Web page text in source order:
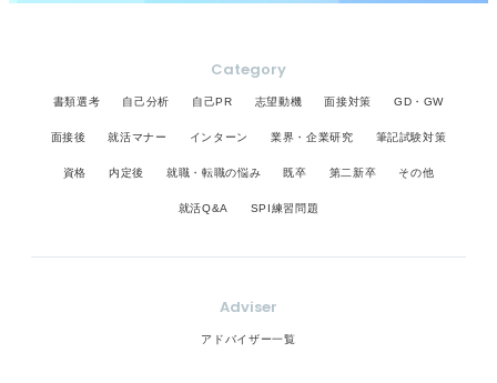
Category
書類選考 自己分析 自己PR 志望動機 面接対策 GD・GW
面接後 就活マナー インターン 業界・企業研究 筆記試験対策
資格 内定後 就職・転職の悩み 既卒 第二新卒 その他
就活Q&A SPI練習問題
Adviser
アドバイザー一覧